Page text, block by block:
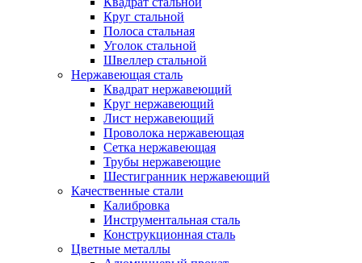
Круг стальной
Полоса стальная
Уголок стальной
Швеллер стальной
Нержавеющая сталь
Квадрат нержавеющий
Круг нержавеющий
Лист нержавеющий
Проволока нержавеющая
Сетка нержавеющая
Трубы нержавеющие
Шестигранник нержавеющий
Качественные стали
Калибровка
Инструментальная сталь
Конструкционная сталь
Цветные металлы